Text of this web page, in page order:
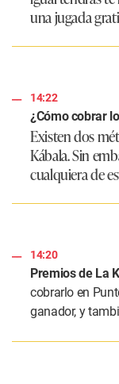
una jugada
14:22
¿Cómo cobrar
Existen dos
Kábala. Sin
cualquiera de
14:20
Premios de La
cobrarlo en
ganador, y